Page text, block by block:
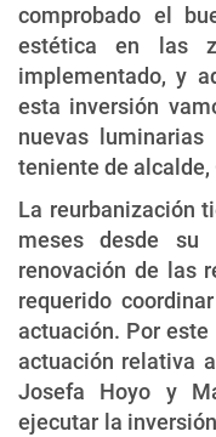
comprobado el
estética en las
implementado, y
esta inversión
nuevas
teniente de
La reurbanización
meses desde su
renovación de las
requerido
actuación. Por
actuación relativa
Josefa Hoyo y
ejecutar la